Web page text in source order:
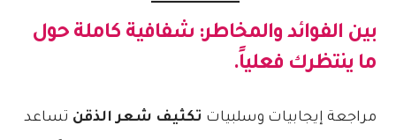
بين الفوائد والمخاطر: شفافية كاملة حول
ما ينتظرك فعلياً.
مراجعة إيجابيات وسلبيات تكثيف شعر الذقن تساعد